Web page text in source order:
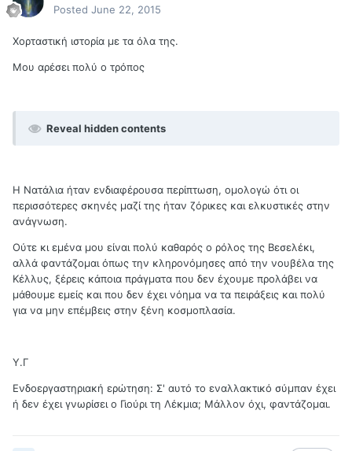
Posted June 22, 2015
Χορταστική ιστορία με τα όλα της.
Μου αρέσει πολύ ο τρόπος
Reveal hidden contents
Η Νατάλια ήταν ενδιαφέρουσα περίπτωση, ομολογώ ότι οι
περισσότερες σκηνές μαζί της ήταν ζόρικες και ελκυστικές στην
ανάγνωση.
Ούτε κι εμένα μου είναι πολύ καθαρός ο ρόλος της Βεσελέκι,
αλλά φαντάζομαι όπως την κληρονόμησες από την νουβέλα της
Κέλλυς, ξέρεις κάποια πράγματα που δεν έχουμε προλάβει να
μάθουμε εμείς και που δεν έχει νόημα να τα πειράξεις και πολύ
για να μην επέμβεις στην ξένη κοσμοπλασία.
Υ.Γ
Ενδοεργαστηριακή ερώτηση: Σ' αυτό το εναλλακτικό σύμπαν έχει
ή δεν έχει γνωρίσει ο Γιούρι τη Λέκμια; Μάλλον όχι, φαντάζομαι.